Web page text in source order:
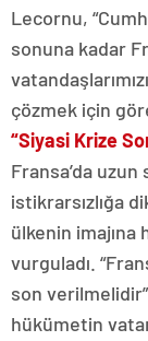
Lecornu,
sonuna kadar
çözmek için
“Siyasi Krize
Fransa’da
istikrarsızlığa
ülkenin imajına
vurguladı.
son
hükümetin